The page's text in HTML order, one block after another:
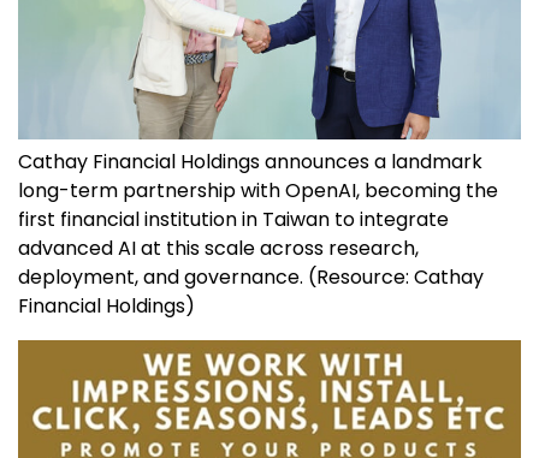
Cathay Financial Holdings announces a landmark
long-term partnership with OpenAI, becoming the
first financial institution in Taiwan to integrate
advanced AI at this scale across research,
deployment, and governance. (Resource: Cathay
Financial Holdings)